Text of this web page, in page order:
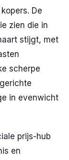
De
zien die in
stijgt, met
scherpe
in evenwicht
prijs-hub
en